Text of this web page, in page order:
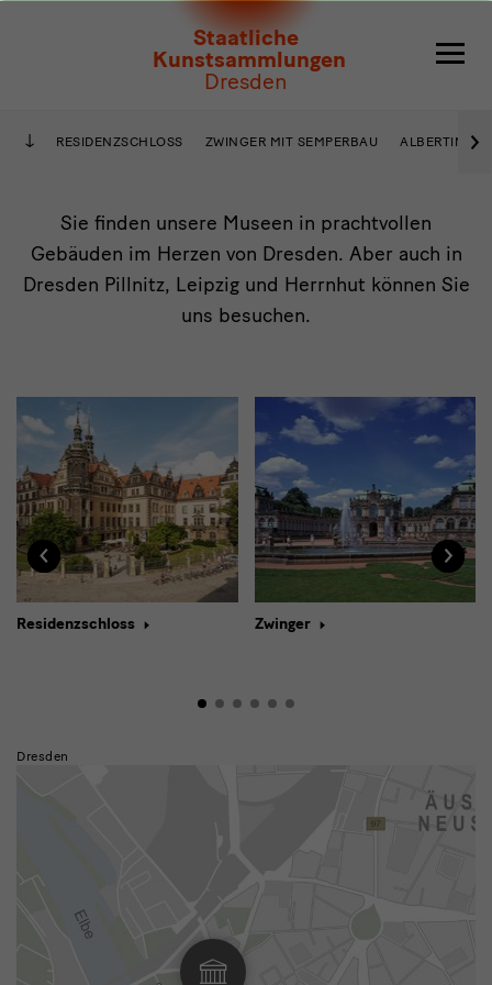
Staatliche
Kunstsammlungen
Dresden
RESIDENZSCHLOSS ZWINGER MIT SEMPERBAU ALBERTINUM
›
Lagekarte
Sie finden unsere Museen in prachtvollen
Gebäuden im Herzen von Dresden. Aber auch in
Dresden Pillnitz, Leipzig und Herrnhut können Sie
uns besuchen.
‹
‹
Residenzschloss Zwinger
›
›
Dresden